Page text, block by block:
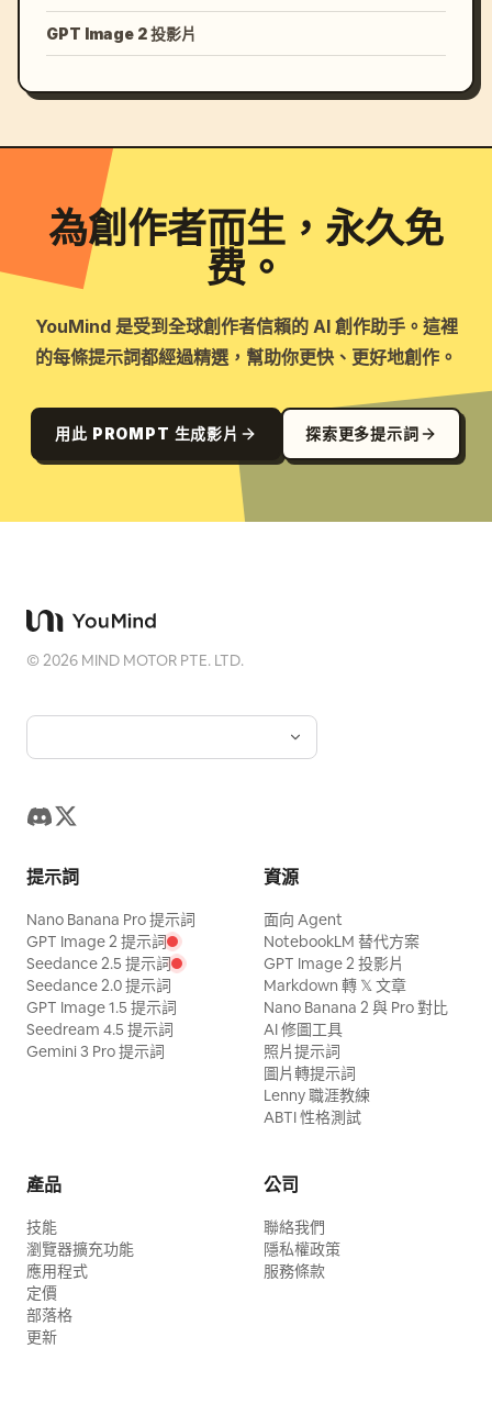
GPT Image 2 投影片
為創作者而生，永久免
费。
YouMind 是受到全球創作者信賴的 AI 創作助手。這裡
的每條提示詞都經過精選，幫助你更快、更好地創作。
用此 PROMPT 生成影片 探索更多提示詞
©2026 MIND MOTOR PTE. LTD.
提示詞
Nano Banana Pro 提示詞
GPT Image 2 提示詞
Seedance 2.5 提示詞
Seedance 2.0 提示詞
GPT Image 1.5 提示詞
Seedream 4.5 提示詞
Gemini 3 Pro 提示詞
資源
面向 Agent
NotebookLM 替代方案
GPT Image 2 投影片
Markdown 轉 𝕏 文章
Nano Banana 2 與 Pro 對比
AI 修圖工具
照片提示詞
圖片轉提示詞
Lenny 職涯教練
ABTI 性格測試
產品
技能
瀏覽器擴充功能
應用程式
定價
部落格
更新
公司
聯絡我們
隱私權政策
服務條款